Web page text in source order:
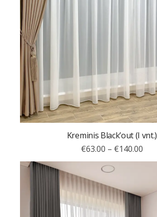
Kreminis Black’out (I vnt.)
€63.00 – €140.00